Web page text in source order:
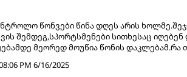
წონვები წინა დღეს არის
შემდეგ,სპორტსმენები სითხესაც
მეორედ მოუწია წონის დაკლებამ.რა
PM 6/16/2025